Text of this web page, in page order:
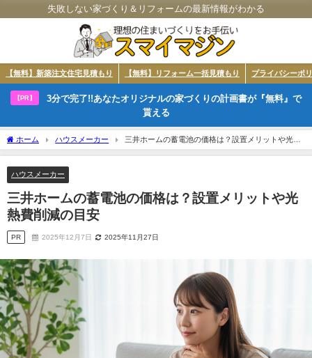
失敗しない家づくり＆リフォームの最新情報がわかる
【無料】新築注文住宅見積もり 【無料】リフォーム一括見積もり プライバシーポ
【PR】
3分で完了!!あなたオリジナルの家づくりの計画書が『無料』で
貰える
ホーム ハウスメーカー
三井ホームの蓄電池の価格は？設置メリットや光熱
費削減の目安
ハウスメーカー
三井ホームの蓄電池の価格は？設置メリットや光
熱費削減の目安
PR 2025年12月7日 2025年11月27日